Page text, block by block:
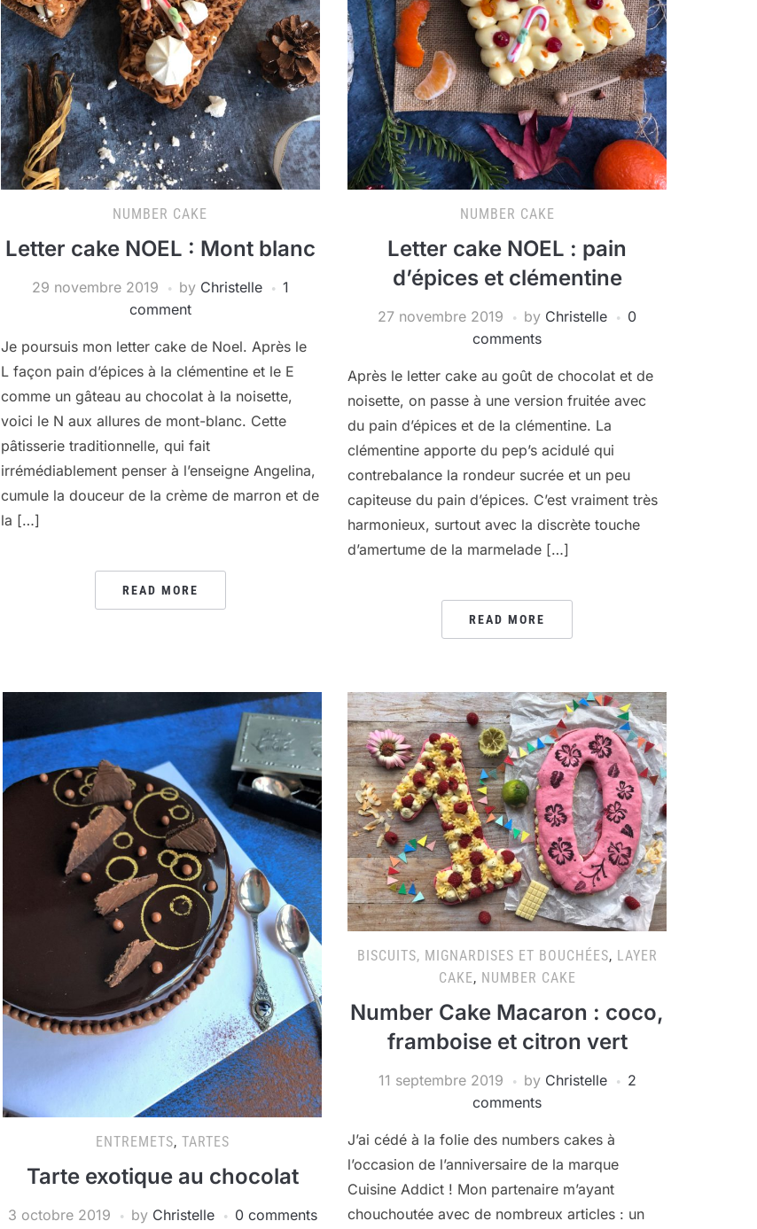
NUMBER CAKE
Letter cake NOEL : Mont blanc
29 novembre 2019 by Christelle
1
comment
Je poursuis mon letter cake de Noel. Après le
L façon pain d’épices à la clémentine et le E
comme un gâteau au chocolat à la noisette,
voici le N aux allures de mont-blanc. Cette
pâtisserie traditionnelle, qui fait
irrémédiablement penser à l’enseigne Angelina,
cumule la douceur de la crème de marron et de
la […]
READ MORE
NUMBER CAKE
Letter cake NOEL : pain
d’épices et clémentine
27 novembre 2019 by Christelle
0
comments
Après le letter cake au goût de chocolat et de
noisette, on passe à une version fruitée avec
du pain d’épices et de la clémentine. La
clémentine apporte du pep’s acidulé qui
contrebalance la rondeur sucrée et un peu
capiteuse du pain d’épices. C’est vraiment très
harmonieux, surtout avec la discrète touche
d’amertume de la marmelade […]
READ MORE
ENTREMETS, TARTES
Tarte exotique au chocolat
3 octobre 2019 by Christelle 0 comments
BISCUITS, MIGNARDISES ET BOUCHÉES, LAYER
CAKE, NUMBER CAKE
Number Cake Macaron : coco,
framboise et citron vert
11 septembre 2019 by Christelle
2
comments
J’ai cédé à la folie des numbers cakes à
l’occasion de l’anniversaire de la marque
Cuisine Addict ! Mon partenaire m’ayant
chouchoutée avec de nombreux articles : un